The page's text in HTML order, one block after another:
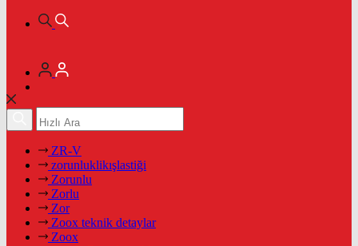
ZR-V
zorunluklikışlastiği
Zorunlu
Zorlu
Zor
Zoox teknik detaylar
Zoox